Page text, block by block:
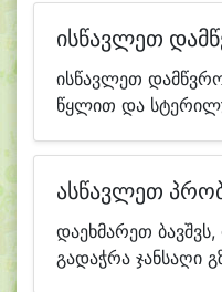
ისწავლეთ
ისწავლეთ
წყლით და
ასწავლეთ
დაეხმარეთ
გადაჭრა ჯანსაღი